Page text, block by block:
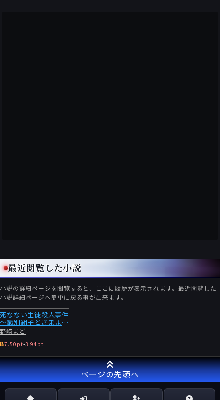
最近閲覧した小説
小説の詳細ページを閲覧すると、ここに履歴が表示されます。最近閲覧した
小説詳細ページへ簡単に戻る事が出来ます。
死なない生徒殺人事件
～識別組子とさまよえ
る不死～
野﨑まど
B7.50pt-3.94pt
ページの先頭へ